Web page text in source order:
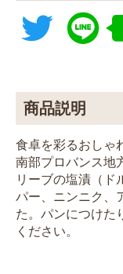
商品説明
食卓を彩るおしゃ
南部プロバンス地
リーブの塩漬（ド
パー、ニンニク、
た。パンにつけた
ください。